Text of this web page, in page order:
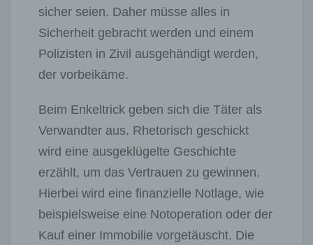
sicher seien. Daher müsse alles in
Sicherheit gebracht werden und einem
Polizisten in Zivil ausgehändigt werden,
der vorbeikäme.
Beim Enkeltrick geben sich die Täter als
Verwandter aus. Rhetorisch geschickt
wird eine ausgeklügelte Geschichte
erzählt, um das Vertrauen zu gewinnen.
Hierbei wird eine finanzielle Notlage, wie
beispielsweise eine Notoperation oder der
Kauf einer Immobilie vorgetäuscht. Die